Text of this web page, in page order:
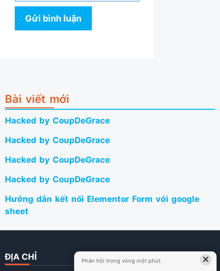
Bài viết mới
Hacked by CoupDeGrace
Hacked by CoupDeGrace
Hacked by CoupDeGrace
Hacked by CoupDeGrace
Hướng dẫn kết nối Elementor Form với google
sheet
ĐỊA CHỈ ×
Phản hồi trong vòng một phút